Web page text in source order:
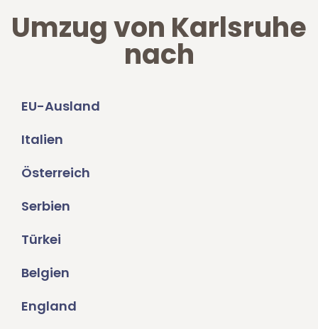
Umzug von Karlsruhe
nach
EU-Ausland
Italien
Österreich
Serbien
Türkei
Belgien
England